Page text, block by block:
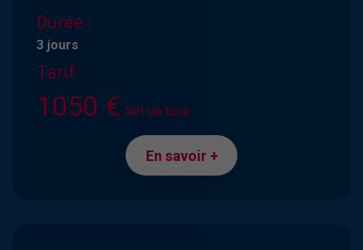
Durée :
3 jours
Tarif :
1050 € Net de taxe
En savoir +